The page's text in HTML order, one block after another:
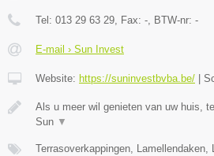
Tel: 013 29 63 29 , Fax: - , BTW-nr: -
E-mail › Sun Invest
Website: https://suninvestbvba.be/
Als u meer wil genieten van uw huis,
Sun ▼
Terrasoverkappingen, Lamellendaken,